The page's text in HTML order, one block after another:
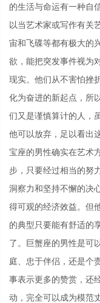
的生活与命运有一种自
以当艺术家或写作有关
宙和飞碟等都有极大的
欲，能把突发事件视为
现实。他们从不害怕挫
化为奋进的新起点，所
们又是谨慎算计的人，
他可以放弃，足以看出
宝座的男性确实在艺术
步，只要经过相当的努
洞察力和坚持不懈的决
得可观的经济效益。但
的典型只要能有舒适的
了。巨蟹座的男性是可
庭、忠于伴侣，还是个
事表示更多的赞赏，还
动，完全可以成为模范